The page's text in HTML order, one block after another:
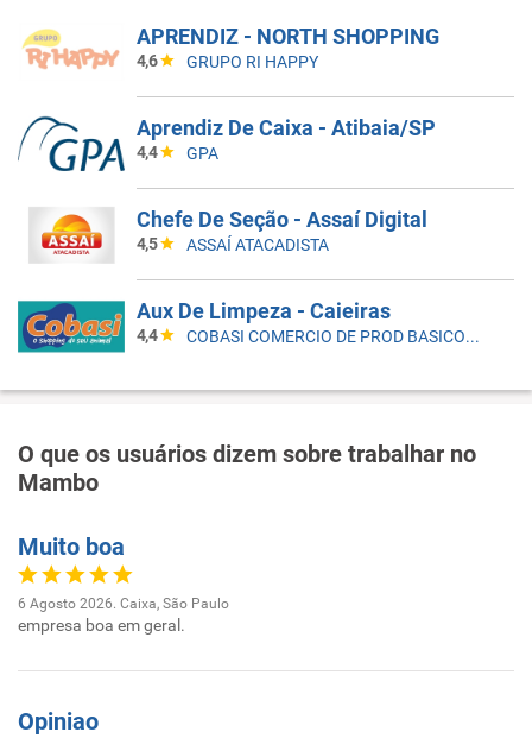
APRENDIZ - NORTH SHOPPING
4,6 GRUPO RI HAPPY
Aprendiz De Caixa - Atibaia/SP
4,4 GPA
Chefe De Seção - Assaí Digital
4,5 ASSAÍ ATACADISTA
Aux De Limpeza - Caieiras
4,4 COBASI COMERCIO DE PROD BASICOS E INDUSTRIALIZADOS LTDA
O que os usuários dizem sobre trabalhar no
Mambo
Muito boa
6 Agosto 2026. Caixa, São Paulo
empresa boa em geral.
Opiniao